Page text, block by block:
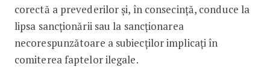
corectă a prevederilor și, în consecință, conduce la
lipsa sancționării sau la sancționarea
necorespunzătoare a subiecților implicați în
comiterea faptelor ilegale.